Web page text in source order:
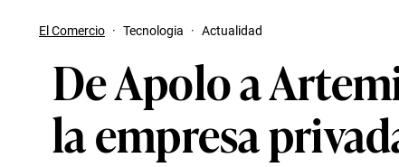
El Comercio · Tecnologia · Actualidad
De Apolo a
la empresa